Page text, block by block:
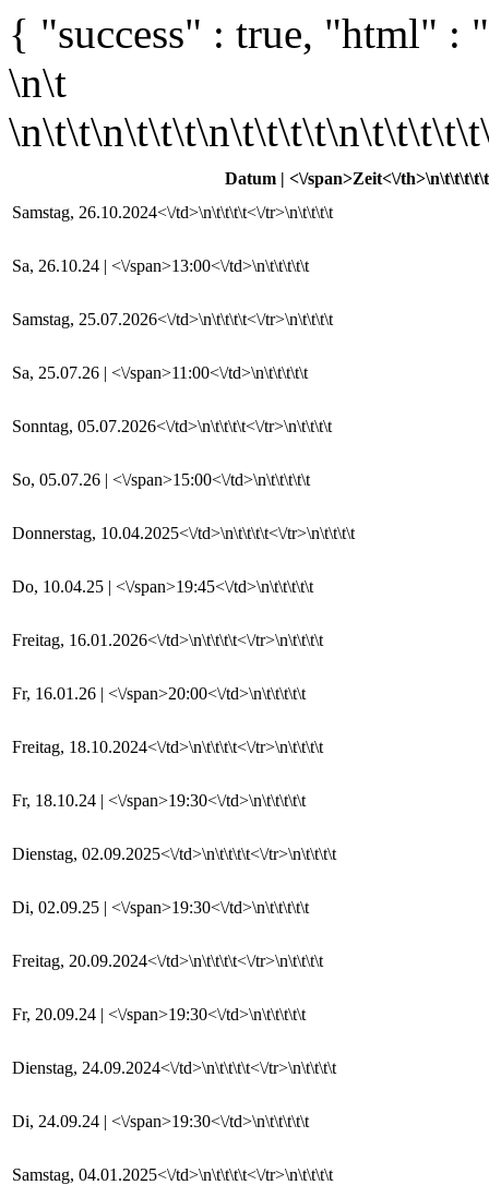
{ "success" : true, "html" : "
\n\t
Datum | <\/span>Zeit<\/th>\n\t\t\t\t\t
Samstag, 26.10.2024<\/td>\n\t\t\t\t<\/tr>\n\t\t\t\t
Sa, 26.10.24 | <\/span>13:00<\/td>\n\t\t\t\t\t
Samstag, 25.07.2026<\/td>\n\t\t\t\t<\/tr>\n\t\t\t\t
Sa, 25.07.26 | <\/span>11:00<\/td>\n\t\t\t\t\t
Sonntag, 05.07.2026<\/td>\n\t\t\t\t<\/tr>\n\t\t\t\t
So, 05.07.26 | <\/span>15:00<\/td>\n\t\t\t\t\t
Donnerstag, 10.04.2025<\/td>\n\t\t\t\t<\/tr>\n\t\t\t\t
Do, 10.04.25 | <\/span>19:45<\/td>\n\t\t\t\t\t
Freitag, 16.01.2026<\/td>\n\t\t\t\t<\/tr>\n\t\t\t\t
Fr, 16.01.26 | <\/span>20:00<\/td>\n\t\t\t\t\t
Freitag, 18.10.2024<\/td>\n\t\t\t\t<\/tr>\n\t\t\t\t
Fr, 18.10.24 | <\/span>19:30<\/td>\n\t\t\t\t\t
Dienstag, 02.09.2025<\/td>\n\t\t\t\t<\/tr>\n\t\t\t\t
Di, 02.09.25 | <\/span>19:30<\/td>\n\t\t\t\t\t
Freitag, 20.09.2024<\/td>\n\t\t\t\t<\/tr>\n\t\t\t\t
Fr, 20.09.24 | <\/span>19:30<\/td>\n\t\t\t\t\t
Dienstag, 24.09.2024<\/td>\n\t\t\t\t<\/tr>\n\t\t\t\t
Di, 24.09.24 | <\/span>19:30<\/td>\n\t\t\t\t\t
Samstag, 04.01.2025<\/td>\n\t\t\t\t<\/tr>\n\t\t\t\t